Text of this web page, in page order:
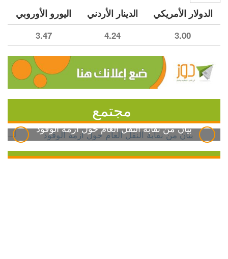
الدولار الأمريكي الدينار الأردني اليورو الأوروبي
3.00
4.24
3.47
مجتمع
بيان من نقابة النقل العام حول أزمة الوقود